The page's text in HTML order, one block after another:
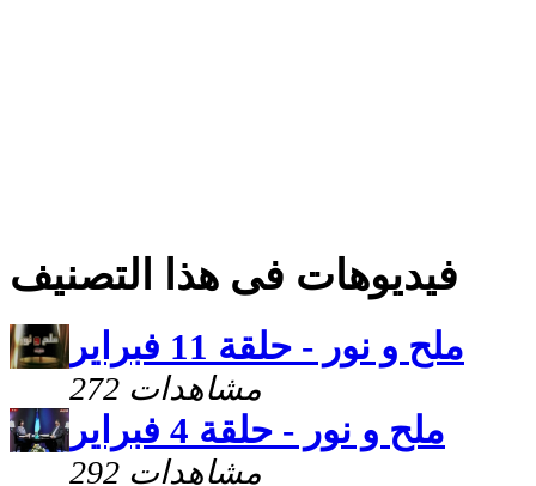
فيديوهات فى هذا التصنيف
ملح و نور - حلقة 11 فبراير
272 مشاهدات
ملح و نور - حلقة 4 فبراير
292 مشاهدات